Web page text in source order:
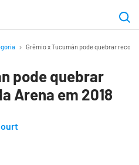
Grêmio x Tucumán pode quebrar
pode quebrar
Arena em 2018